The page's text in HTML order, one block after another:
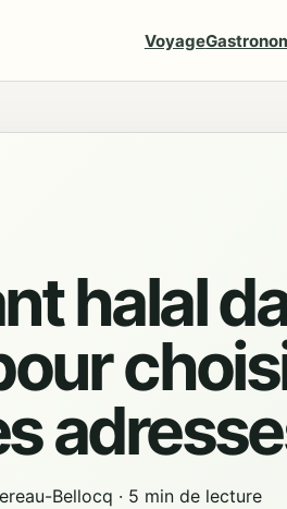
Voyage
halal
Bellocq · 5 min de lecture